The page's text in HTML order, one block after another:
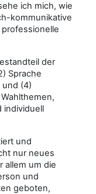
ich mich, wie
kommunikative
der
Sprache
(4)
individuell
und
nur neues
allem um die
und
geboten,